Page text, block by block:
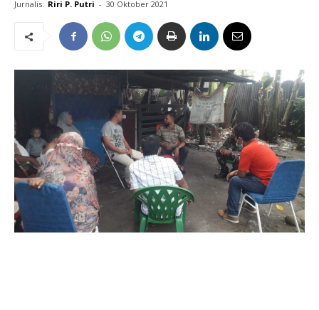
Jurnalis: Riri P. Putri - 30 Oktober 2021